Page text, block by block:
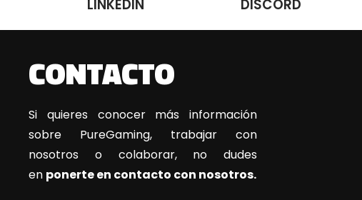
LINKEDIN DISCORD
CONTACTO
Si quieres conocer más información
sobre PureGaming, trabajar con
nosotros o colaborar, no dudes
en ponerte en contacto con nosotros.